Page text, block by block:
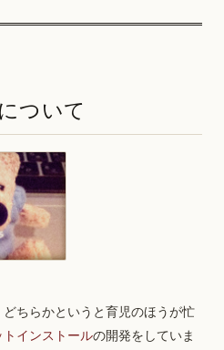
ついて
ちらかというと育児のほうが忙
トインストールの開発をしていま